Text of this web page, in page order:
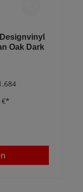
Oak Dark
€*